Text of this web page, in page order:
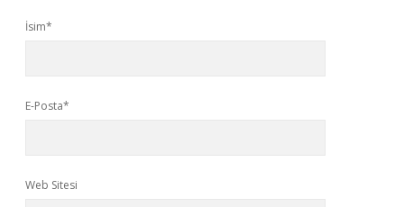
İsim*
E-Posta*
Web Sitesi